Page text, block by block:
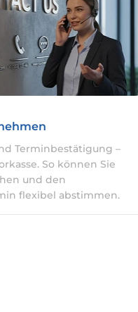
Terminbestätigung –
So können Sie
und den
flexibel abstimmen.